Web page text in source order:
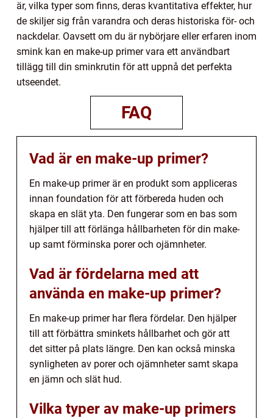
är, vilka typer som finns, deras kvantitativa effekter, hur
de skiljer sig från varandra och deras historiska för- och
nackdelar. Oavsett om du är nybörjare eller erfaren inom
smink kan en make-up primer vara ett användbart
tillägg till din sminkrutin för att uppnå det perfekta
utseendet.
FAQ
Vad är en make-up primer?
En make-up primer är en produkt som appliceras
innan foundation för att förbereda huden och
skapa en slät yta. Den fungerar som en bas som
hjälper till att förlänga hållbarheten för din make-
up samt förminska porer och ojämnheter.
Vad är fördelarna med att
använda en make-up primer?
En make-up primer har flera fördelar. Den hjälper
till att förbättra sminkets hållbarhet och gör att
det sitter på plats längre. Den kan också minska
synligheten av porer och ojämnheter samt skapa
en jämn och slät hud.
Vilka typer av make-up primers